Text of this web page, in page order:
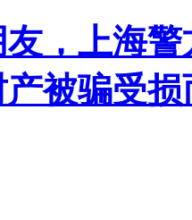
，上海
被骗受